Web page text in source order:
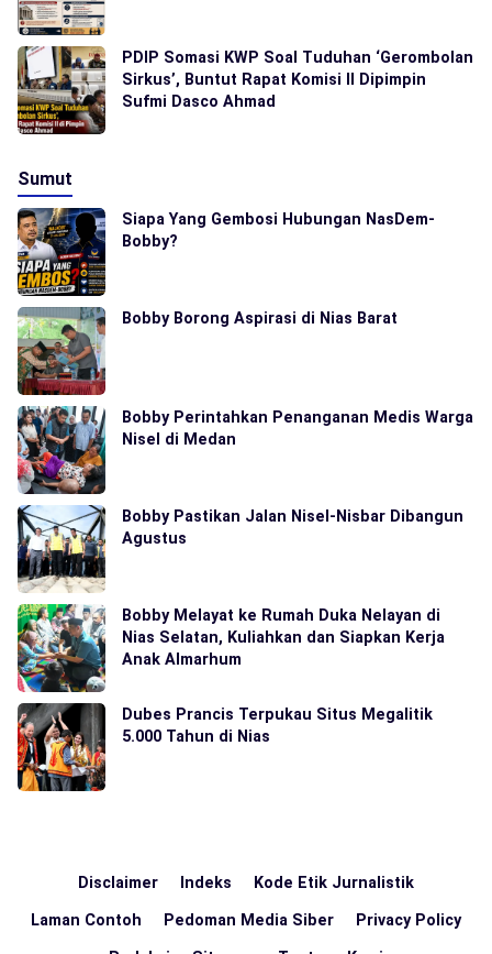
PDIP Somasi KWP Soal Tuduhan ‘Gerombolan
Sirkus’, Buntut Rapat Komisi II Dipimpin
Sufmi Dasco Ahmad
Sumut
Siapa Yang Gembosi Hubungan NasDem-
Bobby?
Bobby Borong Aspirasi di Nias Barat
Bobby Perintahkan Penanganan Medis Warga
Nisel di Medan
Bobby Pastikan Jalan Nisel-Nisbar Dibangun
Agustus
Bobby Melayat ke Rumah Duka Nelayan di
Nias Selatan, Kuliahkan dan Siapkan Kerja
Anak Almarhum
Dubes Prancis Terpukau Situs Megalitik
5.000 Tahun di Nias
Disclaimer Indeks Kode Etik Jurnalistik
Laman Contoh Pedoman Media Siber Privacy Policy